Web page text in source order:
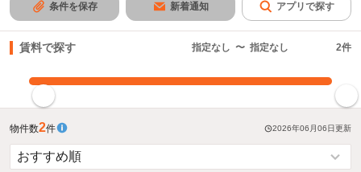
条件を保存 新着通知 アプリで探す
賃料で探す 指定なし 〜 指定なし 2件
物件数2件 2026年06月06日更新